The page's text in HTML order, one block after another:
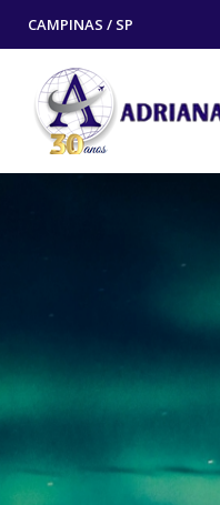
CAMPINAS / SP